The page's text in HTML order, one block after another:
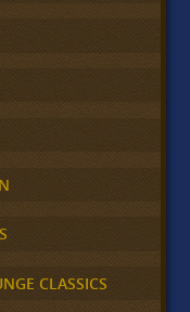
CLASSICS